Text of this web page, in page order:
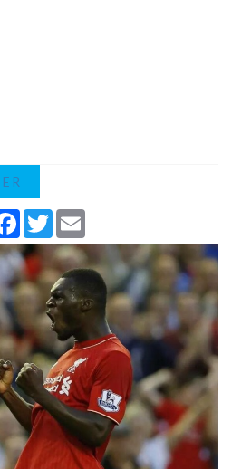
Facebook
Twitter